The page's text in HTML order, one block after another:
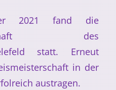
2021 fand die
des
statt. Erneut
in der
austragen.